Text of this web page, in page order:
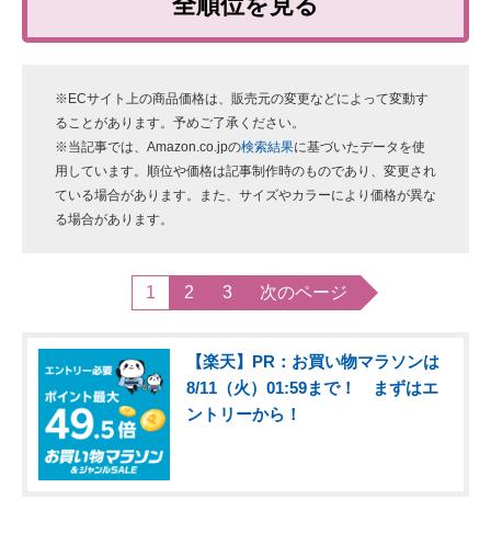
※ECサイト上の商品価格は、販売元の変更などによって変動す
ることがあります。予めご了承ください。
※当記事では、Amazon.co.jpの検索結果に基づいたデータを使
用しています。順位や価格は記事制作時のものであり、変更され
ている場合があります。また、サイズやカラーにより価格が異な
る場合があります。
1 2 3 次のページ
【楽天】PR：お買い物マラソンは
8/11（火）01:59まで！ まずはエ
ントリーから！